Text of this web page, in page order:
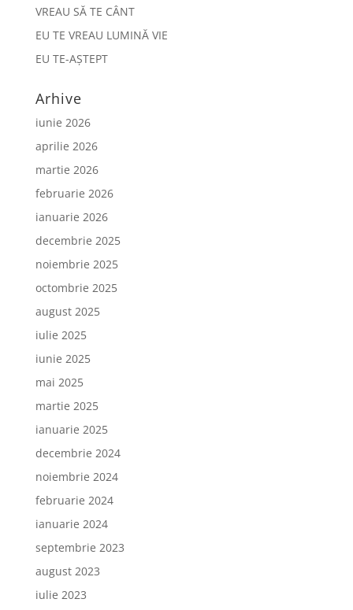
VREAU SĂ TE CÂNT
EU TE VREAU LUMINĂ VIE
EU TE-AȘTEPT
Arhive
iunie 2026
aprilie 2026
martie 2026
februarie 2026
ianuarie 2026
decembrie 2025
noiembrie 2025
octombrie 2025
august 2025
iulie 2025
iunie 2025
mai 2025
martie 2025
ianuarie 2025
decembrie 2024
noiembrie 2024
februarie 2024
ianuarie 2024
septembrie 2023
august 2023
iulie 2023